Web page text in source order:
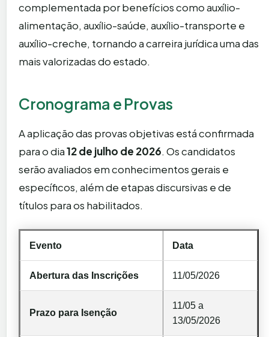
complementada por benefícios como auxílio-
alimentação, auxílio-saúde, auxílio-transporte e
auxílio-creche, tornando a carreira jurídica uma das
mais valorizadas do estado.
Cronograma e Provas
A aplicação das provas objetivas está confirmada
para o dia12 de julho de 2026. Os candidatos
serão avaliados em conhecimentos gerais e
específicos, além de etapas discursivas e de
títulos para os habilitados.
Evento Data
Abertura das Inscrições 11/05/2026
Prazo para Isenção
11/05 a
13/05/2026